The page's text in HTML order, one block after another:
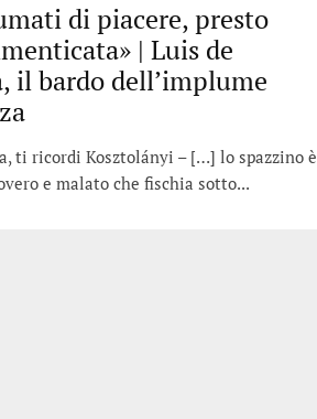
di piacere, presto
| Luis de
il bardo dell’implume
ti ricordi Kosztolányi – […] lo spazzino è
e malato che fischia sotto...